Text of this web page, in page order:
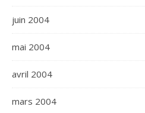
juin 2004
mai 2004
avril 2004
mars 2004